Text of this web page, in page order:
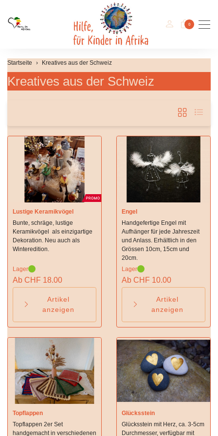
0
Startseite Kreatives aus der Schweiz
Kreatives aus der Schweiz
Lustige Keramikvögel
Bunte, schräge, lustige
Keramikvögel als einzigartige
Dekoration. Neu auch als
Winteredition.
Lager
Ab CHF 18.00
Artikel
anzeigen
Engel
Handgefertige Engel mit
Aufhänger für jede Jahreszeit
und Anlass. Erhältlich in den
Grössen 10cm, 15cm und
20cm.
Lager
Ab CHF 10.00
Artikel
anzeigen
Topflappen
Topflappen 2er Set
handgemacht in verschiedenen
Glücksstein
Glücksstein mit Herz, ca. 3-5cm
Durchmesser, verfügbar mit